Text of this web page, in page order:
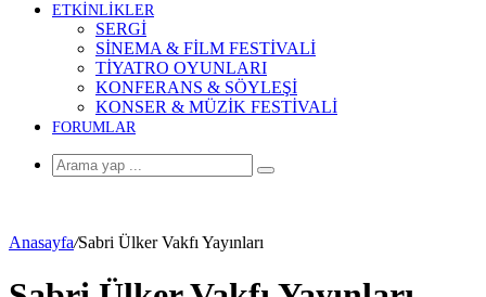
ETKİNLİKLER
SERGİ
SİNEMA & FİLM FESTİVALİ
TİYATRO OYUNLARI
KONFERANS & SÖYLEŞİ
KONSER & MÜZİK FESTİVALİ
FORUMLAR
Arama
Anasayfa/Sabri Ülker Vakfı Yayınları